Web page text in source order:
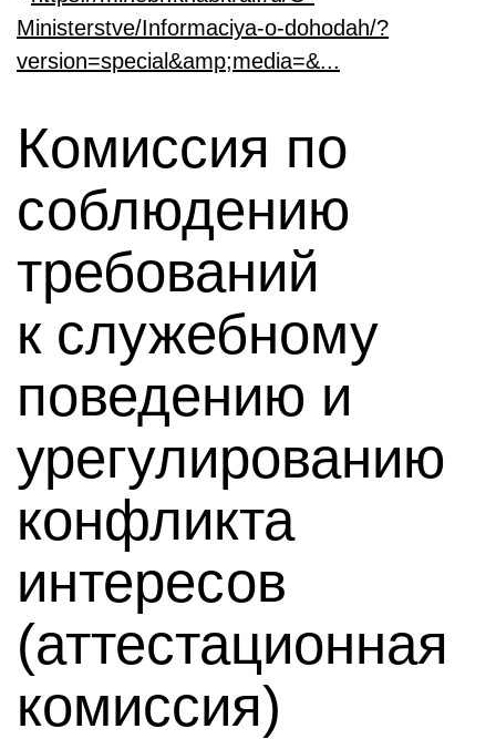
Ministerstve/Informaciya-o-dohodah/?
version=special&amp;media=&...
Комиссия по
соблюдению
требований
к служебному
поведению и
урегулированию
конфликта
интересов
(аттестационная
комиссия)